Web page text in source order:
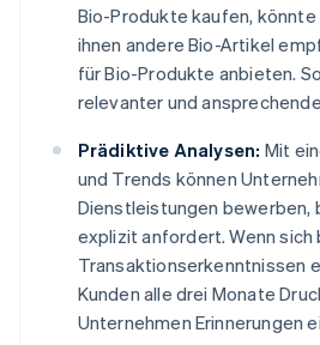
Bio-Produkte kaufen,
ihnen andere Bio-Artikel
für Bio-Produkte anbieten.
relevanter und
Prädiktive Analysen: Mit
und Trends können
Dienstleistungen bewerben,
explizit anfordert. Wenn
Transaktionserkenntnissen
Kunden alle drei Monate
Unternehmen Erinnerungen